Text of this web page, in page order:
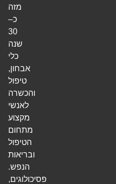
מזה
כ–
30
שנה
כלי
אבחון,
טיפול
והכשרה
לאנשי
מקצוע
מתחום
הטיפול
ובריאות
הנפש.
פסיכולוגים,